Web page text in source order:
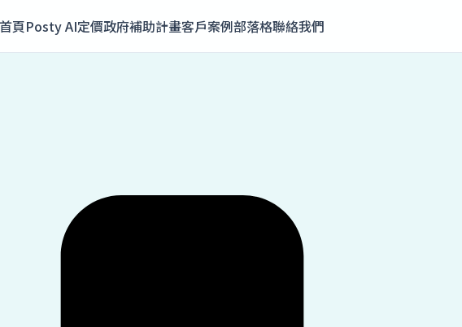
首頁Posty AI定價政府補助計畫客戶案例部落格聯絡我們